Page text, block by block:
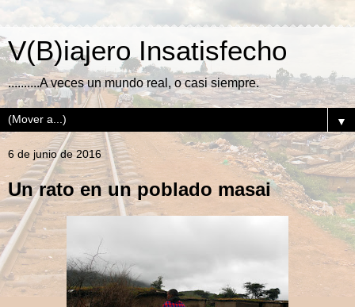
V(B)iajero Insatisfecho
..........A veces un mundo real, o casi siempre.
▼
6 de junio de 2016
Un rato en un poblado masai